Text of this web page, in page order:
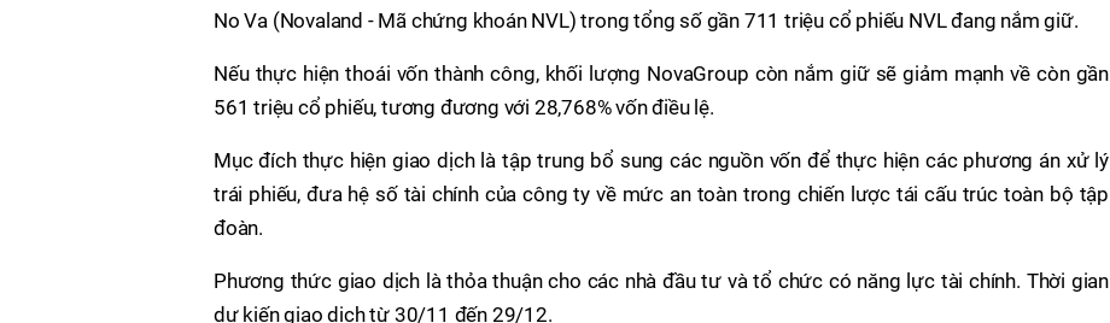
No Va (Novaland - Mã chứng khoán NVL) trong tổng số gần 711 triệu cổ phiếu NVL đang nắm giữ.
Nếu thực hiện thoái vốn thành công, khối lượng NovaGroup còn nắm giữ sẽ giảm mạnh về còn gần
561 triệu cổ phiếu, tương đương với 28,768% vốn điều lệ.
Mục đích thực hiện giao dịch là tập trung bổ sung các nguồn vốn để thực hiện các phương án xử lý
trái phiếu, đưa hệ số tài chính của công ty về mức an toàn trong chiến lược tái cấu trúc toàn bộ tập
đoàn.
Phương thức giao dịch là thỏa thuận cho các nhà đầu tư và tổ chức có năng lực tài chính. Thời gian
dự kiến giao dịch từ 30/11 đến 29/12.